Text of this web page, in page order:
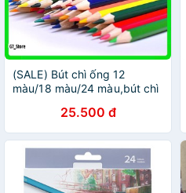
(SALE) Bút chì ống 12
màu/18 màu/24 màu,bút chì
25.500 đ